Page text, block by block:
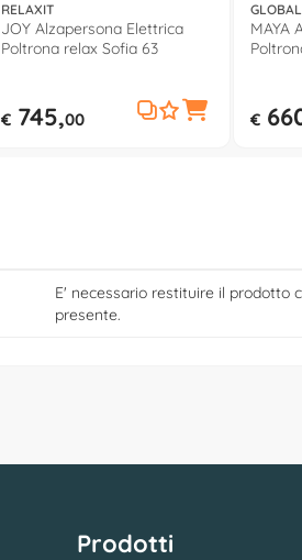
RELAXIT
JOY Alzapersona Elettrica
Poltrona relax Sofia 63
€ 745,00
GLOBAL
MAYA
€
E' necessario restituire il prodotto
presente.
Prodotti